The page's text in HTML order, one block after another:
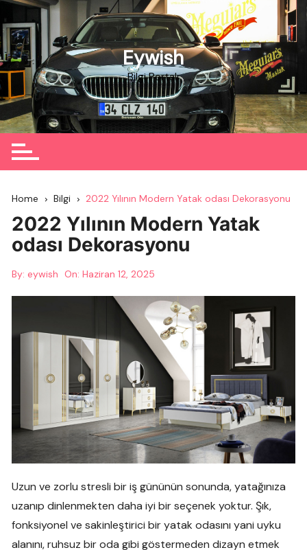
Skip
to
content
Eywish
Bilgi Portalı
Home Bilgi 2022 Yılının Modern Yatak odası Dekorasyonu
2022 Yılının Modern Yatak
odası Dekorasyonu
By: eywish On:Haziran 12, 2025
Uzun ve zorlu stresli bir iş gününün sonunda, yatağınıza
uzanıp dinlenmekten daha iyi bir seçenek yoktur. Şık,
fonksiyonel ve sakinleştirici bir yatak odasını yani uyku
alanını, ruhsuz bir oda gibi göstermeden dizayn etmek